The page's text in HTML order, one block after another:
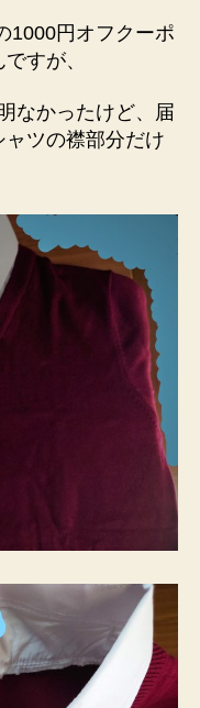
1000円オフクーポ
すが、
なかったけど、届
ツの襟部分だけ